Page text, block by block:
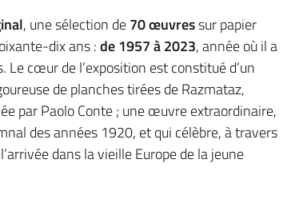
, une sélection de70 œuvressur papier
dix ans :de 1957 à 2023, année où il a
cœur de l’exposition est constitué d’un
de planches tirées de Razmataz,
par Paolo Conte ; une œuvre extraordinaire,
des années 1920, et qui célèbre, à travers
dans la vieille Europe de la jeune